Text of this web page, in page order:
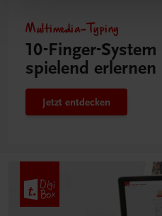
Multimedia-Typing
10-Finger-­System
spielend erlernen
Jetzt entdecken